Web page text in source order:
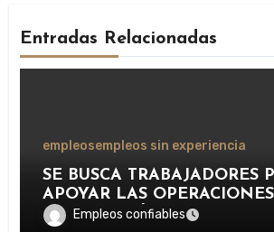
Entradas Relacionadas
empleosempleos sin experiencia
SE BUSCA TRABAJADORES
APOYAR LAS
DISTRIBUCIÓN Y
Empleos confiables